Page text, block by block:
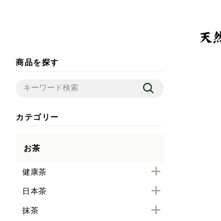
商品を探す
カテゴリー
お茶
健康茶
日本茶
抹茶